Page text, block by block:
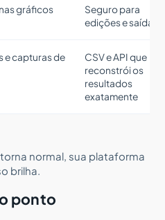
gráficos
Seguro para
edições e saídas
e capturas de
CSV e API que
reconstrói os
resultados
exatamente
normal, sua plataforma
brilha.
ponto